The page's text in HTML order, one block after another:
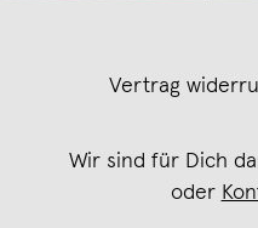
Vertrag
Wir sind für Dich
oder